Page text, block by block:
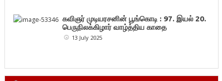
கவிஞர் முடியரசனின் பூங்கொடி : 97. இயல் 20.
பெருநிலக்கிழார் வாழ்த்திய காதை
13 July 2025